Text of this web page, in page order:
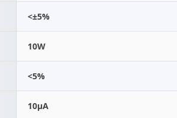
<±5%
10W
<5%
10μA